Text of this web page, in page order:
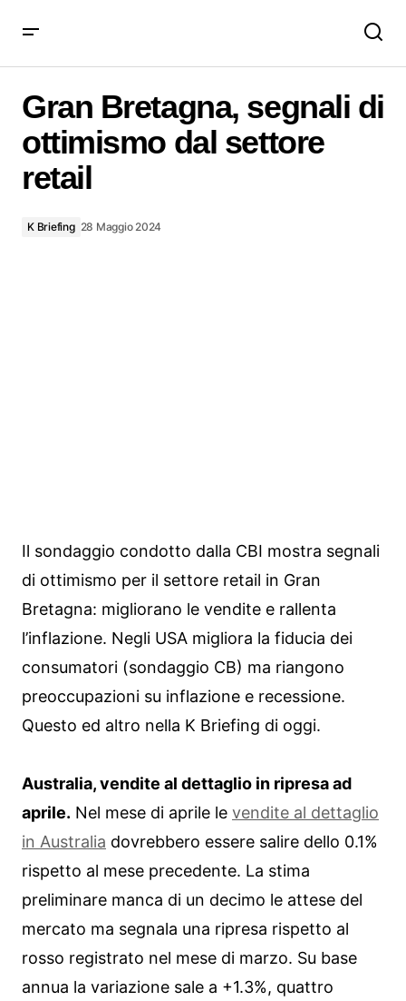
Gran Bretagna, segnali di
ottimismo dal settore
retail
K Briefing 28 Maggio 2024
Il sondaggio condotto dalla CBI mostra segnali
di ottimismo per il settore retail in Gran
Bretagna: migliorano le vendite e rallenta
l’inflazione. Negli USA migliora la fiducia dei
consumatori (sondaggio CB) ma riangono
preoccupazioni su inflazione e recessione.
Questo ed altro nella K Briefing di oggi.
Australia, vendite al dettaglio in ripresa ad
aprile. Nel mese di aprile le vendite al dettaglio
in Australia dovrebbero essere salire dello 0.1%
rispetto al mese precedente. La stima
preliminare manca di un decimo le attese del
mercato ma segnala una ripresa rispetto al
rosso registrato nel mese di marzo. Su base
annua la variazione sale a +1.3%, quattro